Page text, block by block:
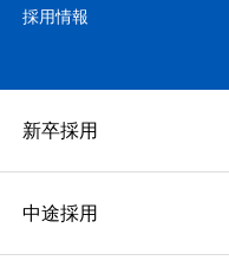
EQUIPMENT
採用情報
新卒採用
中途採用